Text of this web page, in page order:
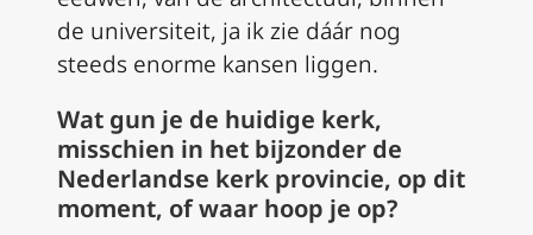
de universiteit, ja ik zie dáár nog
steeds enorme kansen liggen.
Wat gun je de huidige kerk,
misschien in het bijzonder de
Nederlandse kerk provincie, op dit
moment, of waar hoop je op?